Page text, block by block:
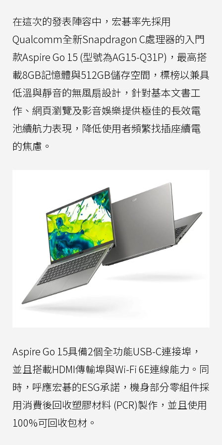
在這次的發表陣容中，宏碁率先採用
Qualcomm全新Snapdragon C處理器的入門
款Aspire Go 15 (型號為AG15-Q31P)，最高搭
載8GB記憶體與512GB儲存空間，標榜以兼具
低溫與靜音的無風扇設計，針對基本文書工
作、網頁瀏覽及影音娛樂提供極佳的長效電
池續航力表現，降低使用者頻繁找插座續電
的焦慮。
Aspire Go 15具備2個全功能USB-C連接埠，
並且搭載HDMI傳輸埠與Wi-Fi 6E連線能力。同
時，呼應宏碁的ESG承諾，機身部分零組件採
用消費後回收塑膠材料 (PCR)製作，並且使用
100%可回收包材。